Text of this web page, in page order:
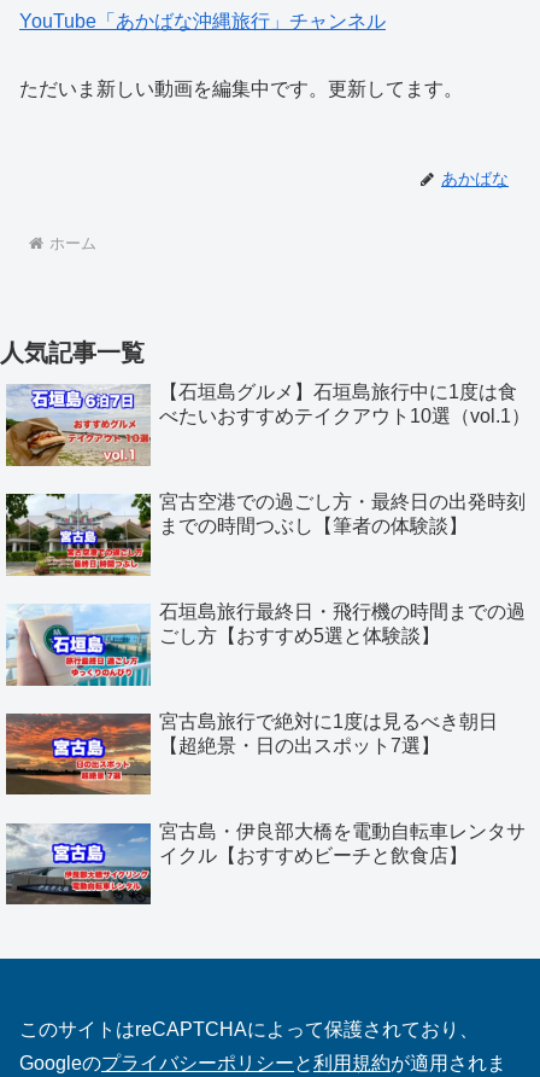
YouTube「あかばな沖縄旅行」チャンネル
ただいま新しい動画を編集中です。更新してます。
あかばな
ホーム
人気記事一覧
【石垣島グルメ】石垣島旅行中に1度は食
べたいおすすめテイクアウト10選（vol.1）
宮古空港での過ごし方・最終日の出発時刻
までの時間つぶし【筆者の体験談】
石垣島旅行最終日・飛行機の時間までの過
ごし方【おすすめ5選と体験談】
宮古島旅行で絶対に1度は見るべき朝日
【超絶景・日の出スポット7選】
宮古島・伊良部大橋を電動自転車レンタサ
イクル【おすすめビーチと飲食店】
このサイトはreCAPTCHAによって保護されており、
Googleのプライバシーポリシーと利用規約が適用されま